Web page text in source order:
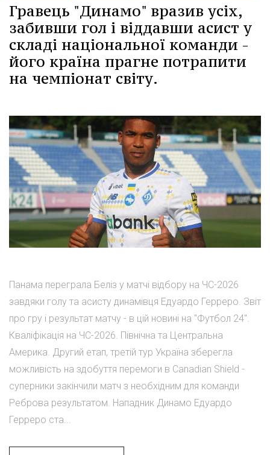
Гравець "Динамо" вразив усіх,
забивши гол і віддавши асист у
складі національної команди -
його країна прагне потрапити
на чемпіонат світу.
Панама переграла Беліз у матчі відбору на ЧС-2026
завдяки голу та асисту динамівця Едуардо Герреро. Звіт
про гру і результат матчу - в цій новині на "Футбол 24".
Кваліфікація на ЧС-2026. Північна та Центральна
Америка. Другий етап, третій тур Україна зберегла
можливість на здобуття перемоги в Canadian Shield -
суперники закінчили матч з необхідним для команди
Реброва результатом. Нападник Динамо Едуардо
Герреро ста...